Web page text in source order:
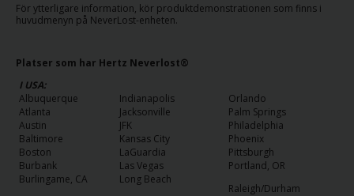
Hertz
Gold+
För ytterligare information, kör produktdemonstrationen som finns i
huvudmenyn på NeverLost-enheten.
Platser som har Hertz Neverlost®
I USA:
Albuquerque
Indianapolis
Orlando
Atlanta
Jacksonville
Palm Springs
Austin
JFK
Philadelphia
Baltimore
Kansas City
Phoenix
Boston
LaGuardia
Pittsburgh
Burbank
Las Vegas
Portland, OR
Burlingame, CA
Long Beach
Raleigh/Durham